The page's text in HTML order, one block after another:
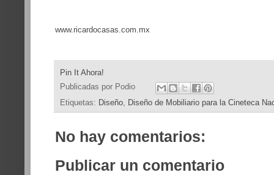
www.ricardocasas.com.mx
Pin It Ahora!
Publicadas por Podio
Etiquetas: Diseño Diseño de Mobiliario para la Cineteca
No hay comentarios:
Publicar un comentario